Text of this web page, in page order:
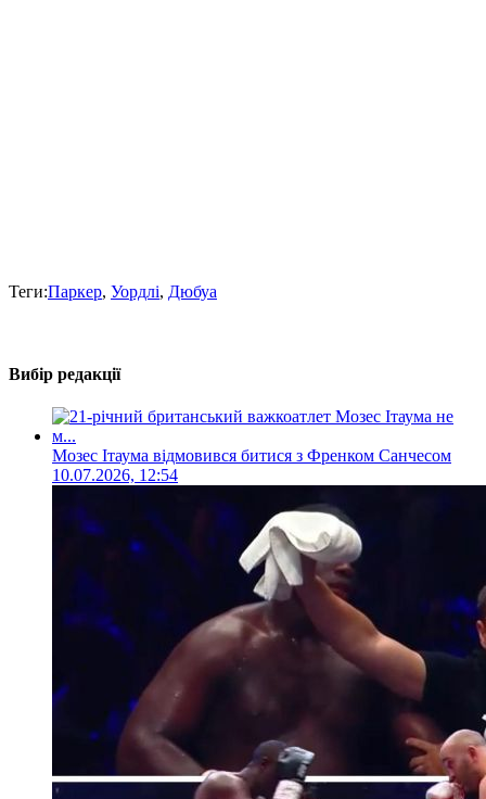
Теги:Паркер, Уордлі, Дюбуа
Вибір редакції
Мозес Ітаума відмовився битися з Френком Санчесом
10.07.2026, 12:54